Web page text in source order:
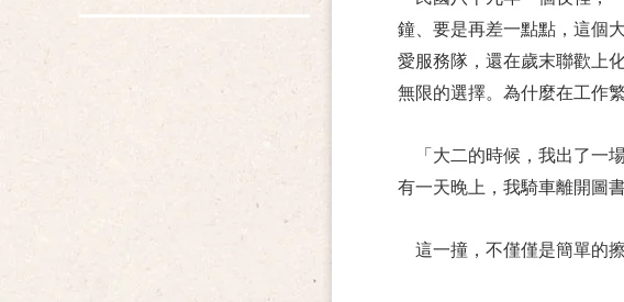
鐘、要是再差一點點，這個
愛服務隊，還在歲末聯歡上
無限的選擇。為什麼在工作
「大二的時候，我出了一
有一天晚上，我騎車離開圖
這一撞，不僅僅是簡單的